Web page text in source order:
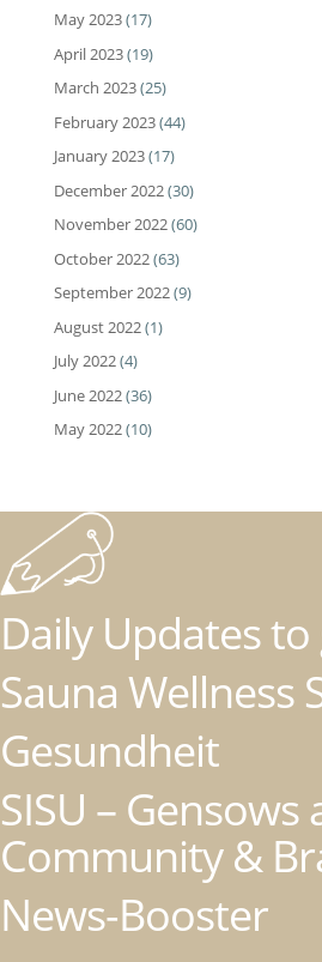
May 2023(17)
April 2023(19)
March 2023(25)
February 2023(44)
January 2023(17)
December 2022(30)
November 2022(60)
October 2022(63)
September 2022(9)
August 2022(1)
July 2022(4)
June 2022(36)
May 2022(10)
Daily Updates to
Sauna Wellness
Gesundheit
SISU –
Community &
News-Booster